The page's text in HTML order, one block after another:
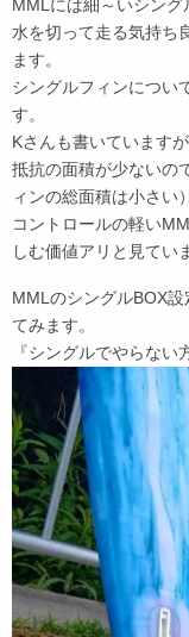
MMLには細～いシング
水を切って走る気持ち
ます。
シングルフィンについ
す。
Kさんも書いています
抵抗の面積が少ないの
ィンの総面積は小さい）
コントロールの軽い
しむ価値アリと見てい
MMLのシングルBOX
てみます。
『シングルでやらない